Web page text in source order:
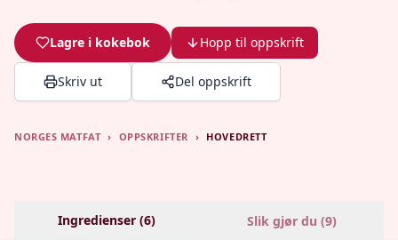
Lagre i kokebok Hopp til oppskrift
Skriv ut Del oppskrift
NORGES MATFAT › OPPSKRIFTER › HOVEDRETT
Ingredienser (6) Slik gjør du (9)